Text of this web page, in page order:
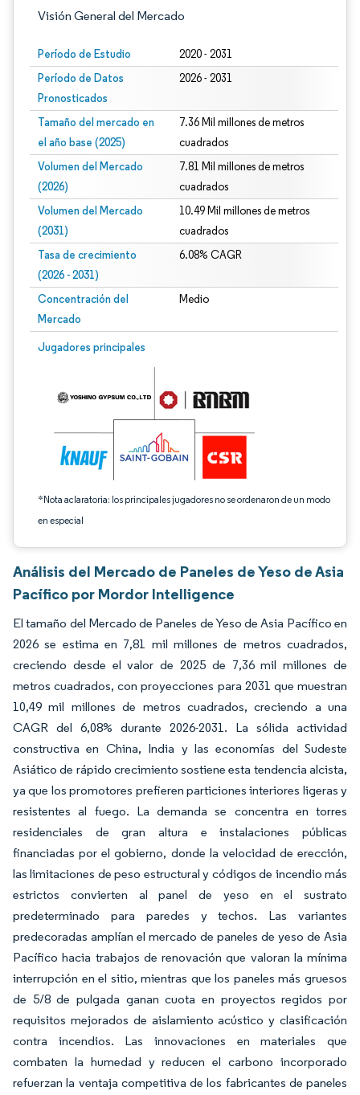
Visión General del Mercado
Período de Estudio 2020 - 2031
Período de Datos
Pronosticados
2026 - 2031
Tamaño del mercado en
el año base (2025)
7.36 Mil millones de metros
cuadrados
Volumen del Mercado
(2026)
7.81 Mil millones de metros
cuadrados
Volumen del Mercado
(2031)
10.49 Mil millones de metros
cuadrados
Tasa de crecimiento
(2026 - 2031)
6.08% CAGR
Concentración del
Mercado
Medio
Jugadores principales
*Nota aclaratoria: los principales jugadores no se ordenaron de un modo
en especial
Imagen © Mordor Intelligence. El uso requiere atribución según CC BY 4.0.
Análisis del Mercado de Paneles de Yeso de Asia
Pacífico por Mordor Intelligence
El tamaño del Mercado de Paneles de Yeso de Asia Pacífico en
2026 se estima en 7,81 mil millones de metros cuadrados,
creciendo desde el valor de 2025 de 7,36 mil millones de
metros cuadrados, con proyecciones para 2031 que muestran
10,49 mil millones de metros cuadrados, creciendo a una
CAGR del 6,08% durante 2026-2031. La sólida actividad
constructiva en China, India y las economías del Sudeste
Asiático de rápido crecimiento sostiene esta tendencia alcista,
ya que los promotores prefieren particiones interiores ligeras y
resistentes al fuego. La demanda se concentra en torres
residenciales de gran altura e instalaciones públicas
financiadas por el gobierno, donde la velocidad de erección,
las limitaciones de peso estructural y códigos de incendio más
estrictos convierten al panel de yeso en el sustrato
predeterminado para paredes y techos. Las variantes
predecoradas amplían el mercado de paneles de yeso de Asia
Pacífico hacia trabajos de renovación que valoran la mínima
interrupción en el sitio, mientras que los paneles más gruesos
de 5/8 de pulgada ganan cuota en proyectos regidos por
requisitos mejorados de aislamiento acústico y clasificación
contra incendios. Las innovaciones en materiales que
combaten la humedad y reducen el carbono incorporado
refuerzan la ventaja competitiva de los fabricantes de paneles